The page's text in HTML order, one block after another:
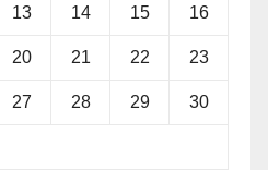
13 14 15 16
20 21 22 23
27 28 29 30